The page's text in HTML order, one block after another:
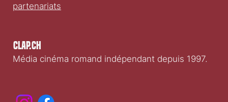
Clap.ch
Média cinéma romand indépendant depuis 1997.
partenariats